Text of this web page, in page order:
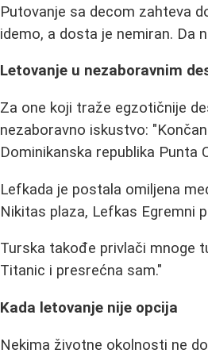
Putovanje sa decom zahteva
idemo, a dosta je nemiran. Da
Letovanje u nezaboravnim
Za one koji traže egzotičnije
nezaboravno iskustvo:
Dominikanska republika Punta
Lefkada je postala omiljena
Nikitas plaza, Lefkas Egremni
Turska takođe privlači mnoge
Titanic i presrećna sam."
Kada letovanje nije opcija
Nekima životne okolnosti ne